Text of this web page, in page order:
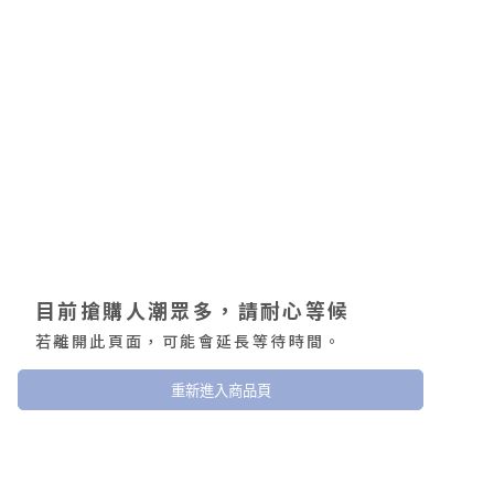
目前搶購人潮眾多，請耐心等候
若離開此頁面，可能會延長等待時間。
重新進入商品頁